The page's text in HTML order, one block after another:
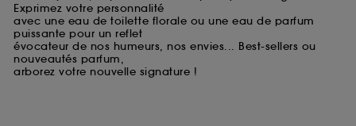
Exprimez votre personnalité
avec une eau de toilette florale ou une eau de parfum
puissante pour un reflet
évocateur de nos humeurs, nos envies... Best-sellers ou
nouveautés parfum,
arborez votre nouvelle signature !